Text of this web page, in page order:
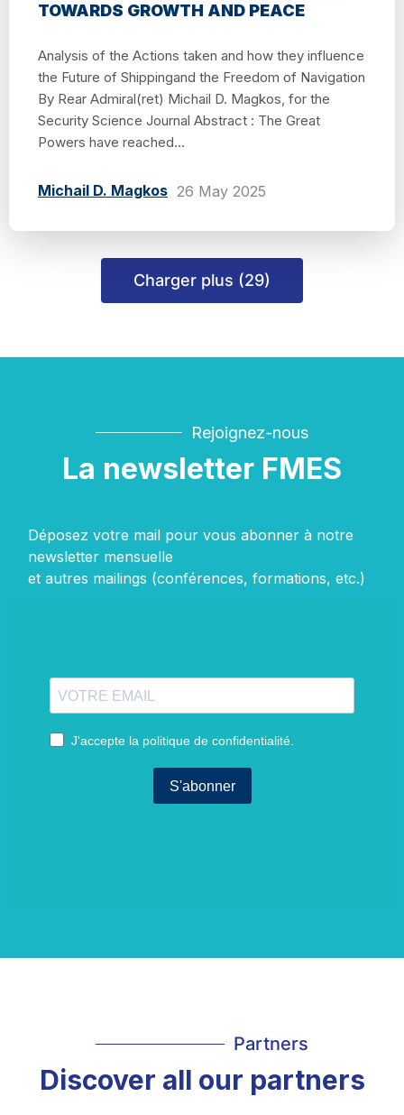
TOWARDS GROWTH AND PEACE
Analysis of the Actions taken and how they influence
the Future of Shippingand the Freedom of Navigation
By Rear Admiral(ret) Michail D. Magkos, for the
Security Science Journal Abstract : The Great
Powers have reached...
Michail D. Magkos 26 May 2025
Charger plus (29)
Rejoignez-nous
La newsletter FMES
Déposez votre mail pour vous abonner à notre
newsletter mensuelle
et autres mailings (conférences, formations, etc.)
Partners
Discover all our partners